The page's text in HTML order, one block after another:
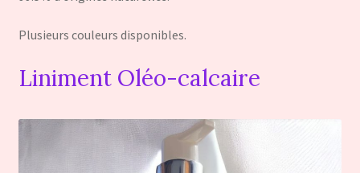
Plusieurs couleurs disponibles.
Liniment Oléo-calcaire